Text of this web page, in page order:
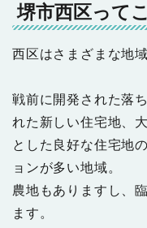
堺市西区って
西区はさまざまな地
戦前に開発された落
れた新しい住宅地、
とした良好な住宅地
ョンが多い地域。
農地もありますし、
ます。